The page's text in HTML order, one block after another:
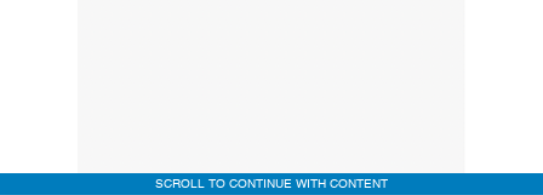
SCROLL TO CONTINUE WITH CONTENT